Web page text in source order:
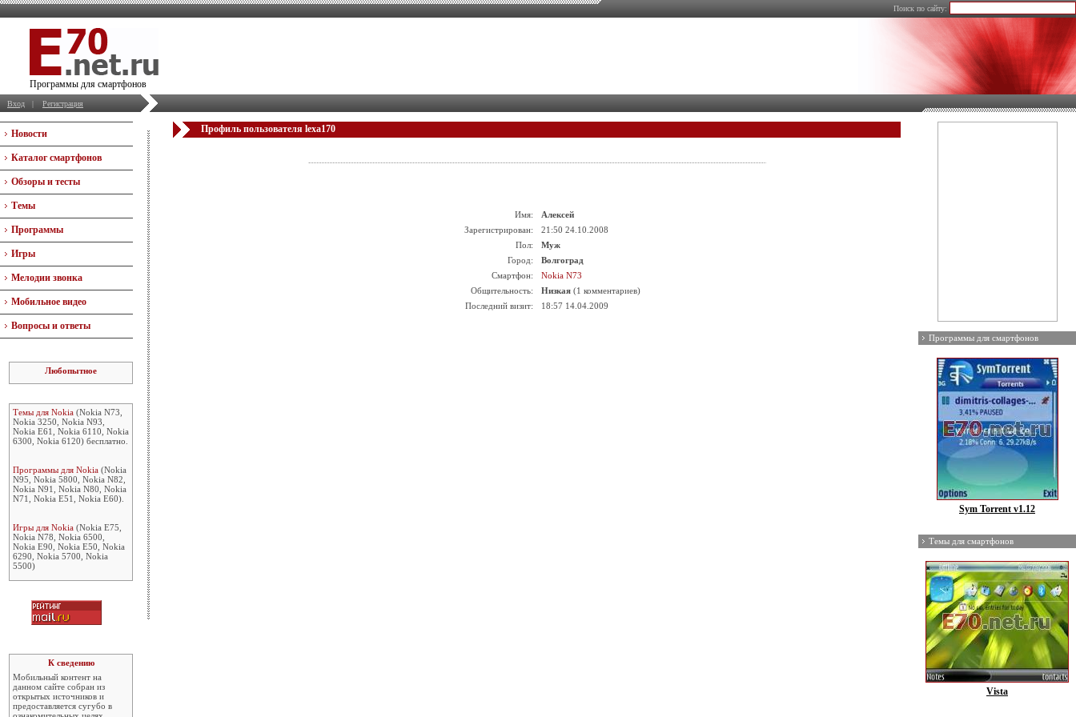
Поиск по сайту:
Программы для смартфонов
Вход | Регистрация
Новости
Каталог смартфонов
Обзоры и тесты
Темы
Программы
Игры
Мелодии звонка
Мобильное видео
Вопросы и ответы
Любопытное
Темы для Nokia (Nokia N73,
Nokia 3250, Nokia N93,
Nokia E61, Nokia 6110, Nokia
6300, Nokia 6120) бесплатно.
Программы для Nokia (Nokia
N95, Nokia 5800, Nokia N82,
Nokia N91, Nokia N80, Nokia
N71, Nokia E51, Nokia E60).
Игры для Nokia (Nokia E75,
Nokia N78, Nokia 6500,
Nokia E90, Nokia E50, Nokia
6290, Nokia 5700, Nokia
5500)
К сведению
Мобильный контент на
данном сайте собран из
открытых источников и
предоставляется сугубо в
Профиль пользователя lexa170
Имя:
Алексей
Зарегистрирован:
21:50 24.10.2008
Пол:
Муж
Город:
Волгоград
Смартфон:
Nokia N73
Общительность:
Низкая (1 комментариев)
Последний визит:
18:57 14.04.2009
Программы для смартфонов
Sym Torrent v1.12
Темы для смартфонов
Vista